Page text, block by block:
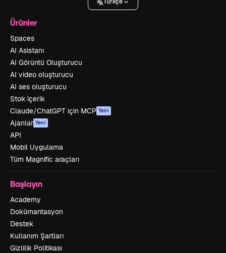
Türkçe
Ürünler
Spaces
AI Asistanı
AI Görüntü Oluşturucu
AI video oluşturucu
AI ses oluşturucu
Stok içerik
Claude/ChatGPT için MCP Yeni
Ajanlar Yeni
API
Mobil Uygulama
Tüm Magnific araçları
Başlayın
Academy
Dokümantasyon
Destek
Kullanım Şartları
Gizlilik Politikası